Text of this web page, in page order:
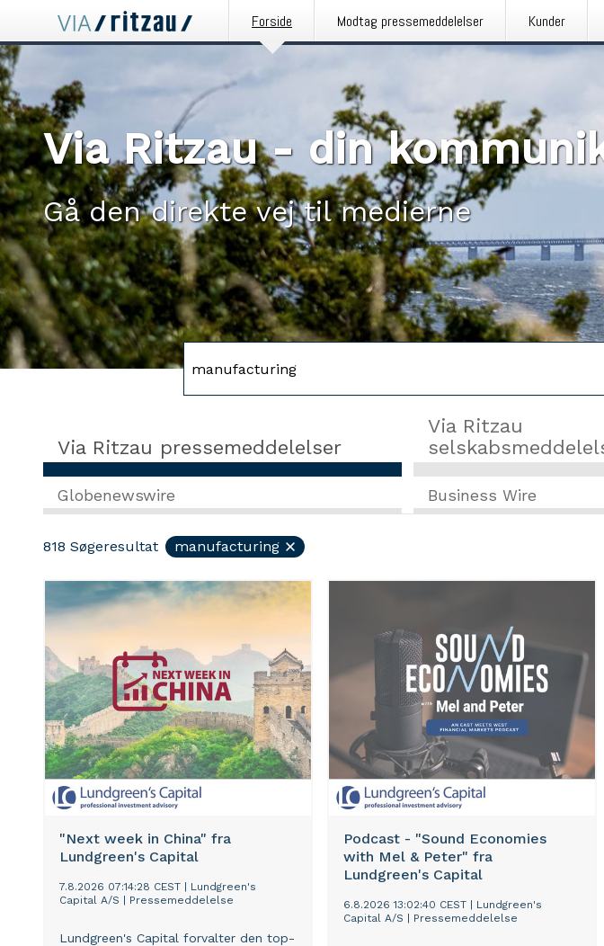
Forside Modtag pressemeddelelser Kunder
Via Ritzau - din
Gå den direkte vej til medierne
Via Ritzau pressemeddelelser
Via Ritzau
Globenewswire Business Wire
818 Søgeresultat manufacturing
"Next week in China" fra
Lundgreen's Capital
7.8.2026 07:14:28 CEST
Lundgreen's
Capital A/S
Pressemeddelelse
Lundgreen's Capital forvalter den top-
Podcast - "Sound Economies
with Mel & Peter" fra
Lundgreen's Capital
6.8.2026 13:02:40 CEST
Lundgreen's
Capital A/S
Pressemeddelelse